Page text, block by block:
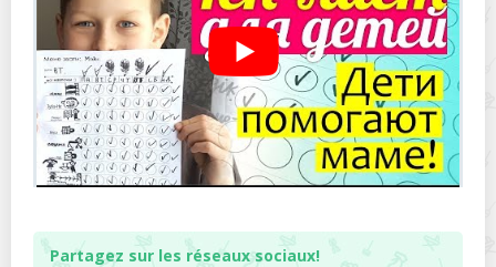
Partagez sur les réseaux sociaux!